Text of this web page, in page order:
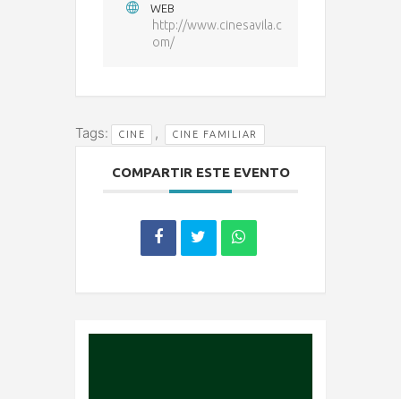
WEB
http://www.cinesavila.c
om/
Tags: CINE , CINE FAMILIAR
COMPARTIR ESTE EVENTO